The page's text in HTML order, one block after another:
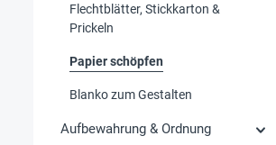
Flechtblätter, Stickkarton &
Prickeln
Papier schöpfen
Blanko zum Gestalten
Aufbewahrung & Ordnung